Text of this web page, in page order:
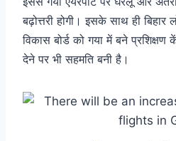
बढ़ोत्तरी होगी। इसके साथ ही
विकास बोर्ड को गया में बने
देने पर भी सहमति बनी है।